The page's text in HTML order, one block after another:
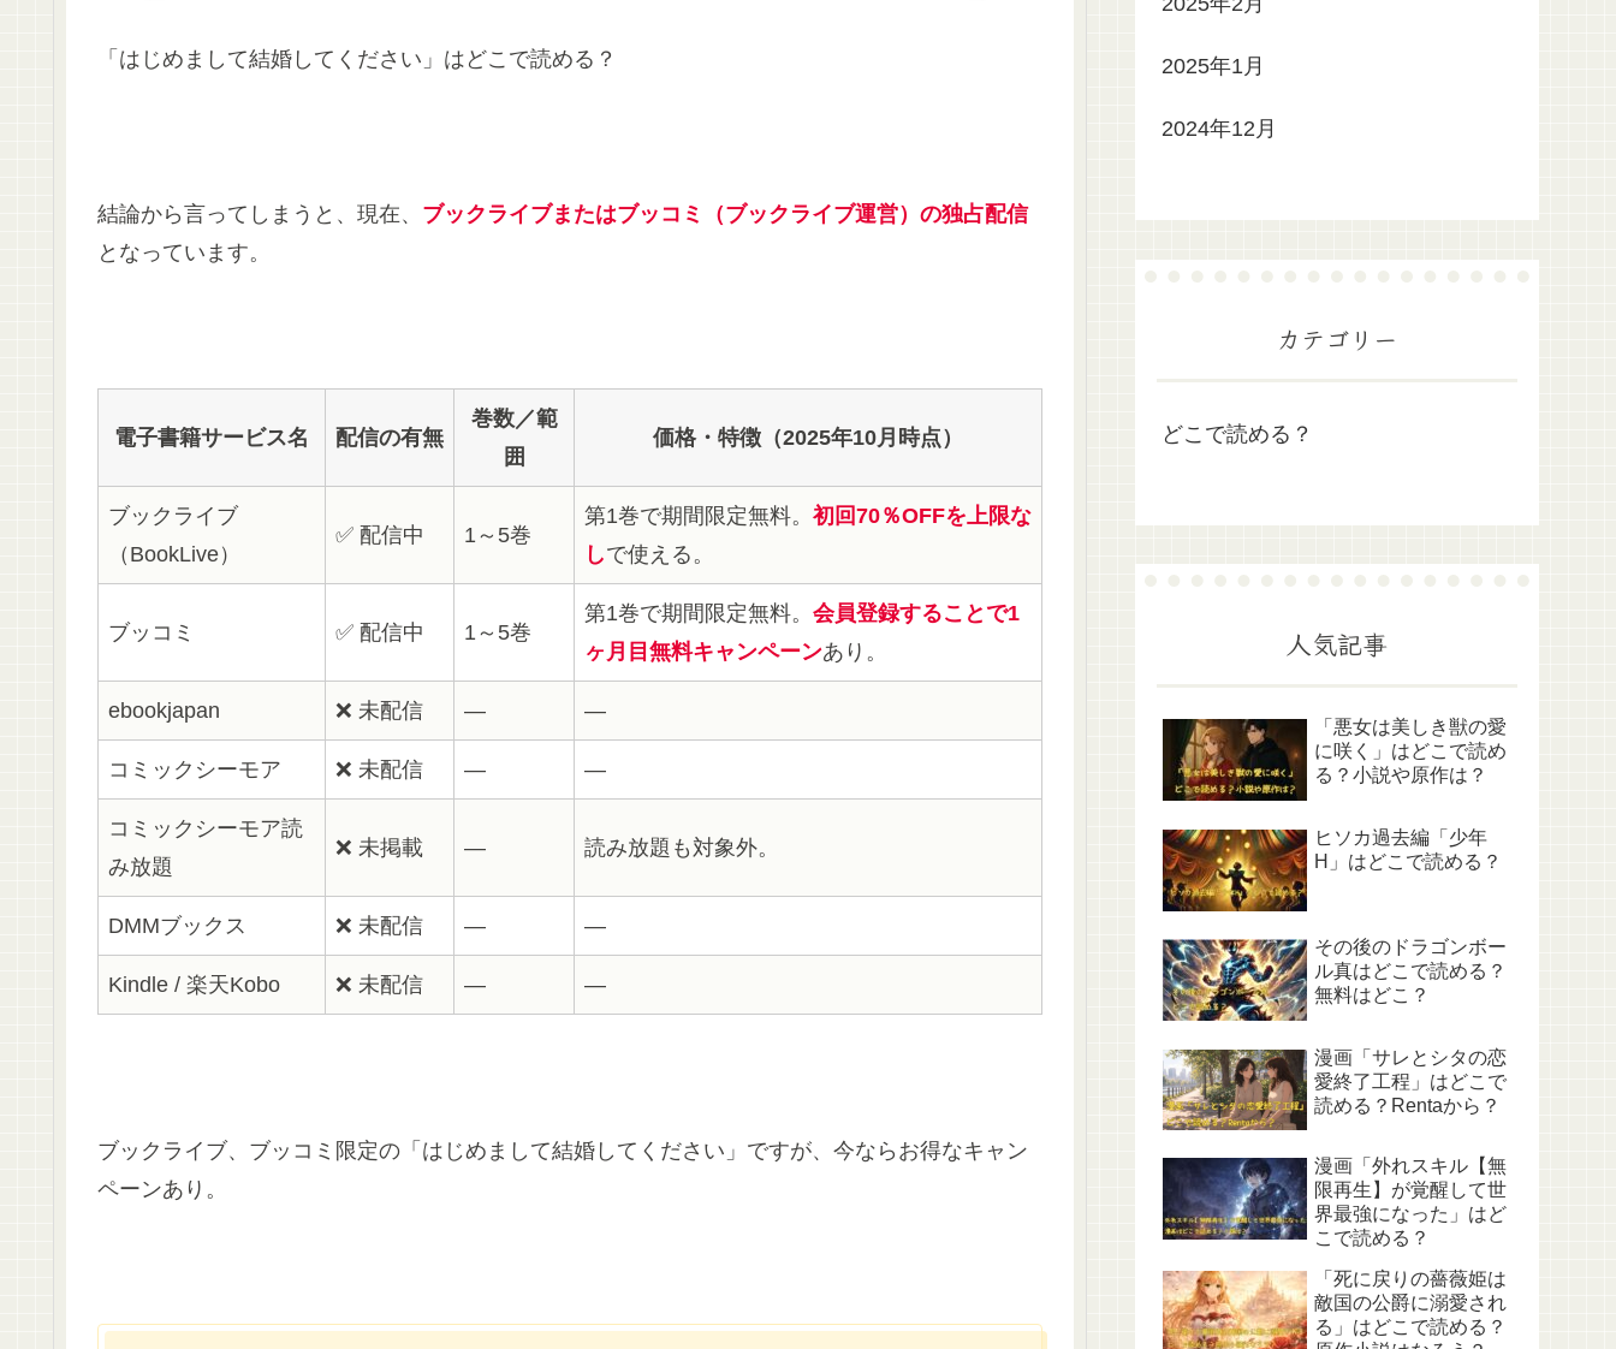
「はじめまして結婚してください」はどこで読める？
結論から言ってしまうと、現在、 ブックライブまたはブッコミ（ブックライブ運営）の独占配信
となっています。
電子書籍サービス名 配信の有無
巻数／範
囲
価格・特徴（2025年10月時点）
ブックライブ
（BookLive）
✅ 配信中 1～5巻
第1巻で期間限定無料。 初回70％OFFを上限な
しで使える。
ブッコミ ✅ 配信中 1～5巻
第1巻で期間限定無料。 会員登録することで1
ヶ月目無料キャンペーンあり。
ebookjapan ❌ 未配信 ― ―
コミックシーモア ❌ 未配信 ― ―
コミックシーモア読
み放題
❌ 未掲載 ― 読み放題も対象外。
DMMブックス ❌ 未配信 ― ―
Kindle / 楽天Kobo ❌ 未配信 ― ―
ブックライブ、ブッコミ限定の「はじめまして結婚してください」ですが、今ならお得なキャン
ペーンあり。
2025年1月
2024年12月
カテゴリー
どこで読める？
人気記事
「悪女は美しき獣の愛
に咲く」はどこで読め
る？小説や原作は？
ヒソカ過去編「少年
H」はどこで読める？
その後のドラゴンボー
ル真はどこで読める？
無料はどこ？
漫画「サレとシタの恋
愛終了工程」はどこで
読める？Rentaから？
漫画「外れスキル【無
限再生】が覚醒して世
界最強になった」はど
こで読める？
「死に戻りの薔薇姫は
敵国の公爵に溺愛され
る」はどこで読める？